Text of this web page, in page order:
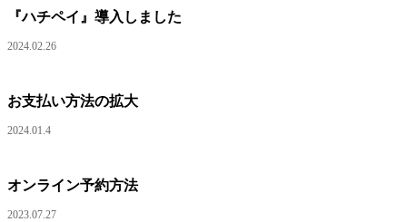
『ハチペイ』導入しました
2024.02.26
お支払い方法の拡大
2024.01.4
オンライン予約方法
2023.07.27